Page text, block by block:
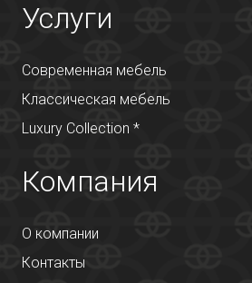
Услуги
Современная мебель
Классическая мебель
Luxury Collection *
Компания
О компании
Контакты